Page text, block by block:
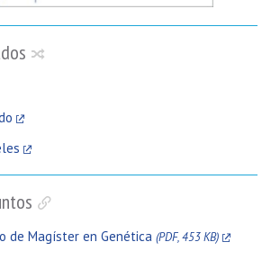
de Magíster en Genética (PDF, 453 KB)